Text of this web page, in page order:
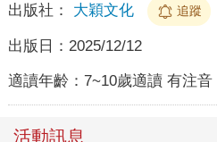
出版社： 大穎文化 追蹤
出版日： 2025/12/12
適讀年齡： 7~10歲適讀 有注音
活動訊息